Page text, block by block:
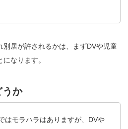
別居が許されるかは、まずDVや児童
なります。
か
はモラハラはありますが、DVや